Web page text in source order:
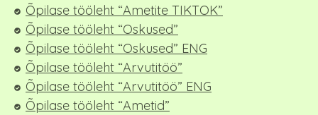
Õpilase tööleht “Ametite TIKTOK”
Õpilase tööleht “Oskused”
Õpilase tööleht “Oskused” ENG
Õpilase tööleht “Arvutitöö”
Õpilase tööleht “Arvutitöö” ENG
Õpilase tööleht “Ametid”